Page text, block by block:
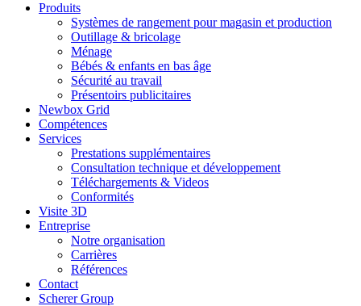
Produits
Systèmes de rangement pour magasin et production
Outillage & bricolage
Ménage
Bébés & enfants en bas âge
Sécurité au travail
Présentoirs publicitaires
Newbox Grid
Compétences
Services
Prestations supplémentaires
Consultation technique et développement
Téléchargements & Videos
Conformités
Visite 3D
Entreprise
Notre organisation
Carrières
Références
Contact
Scherer Group